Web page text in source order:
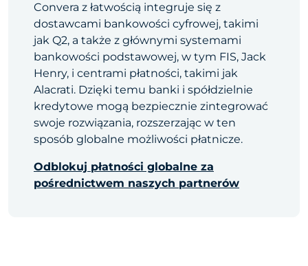
Convera z łatwością integruje się z
dostawcami bankowości cyfrowej, takimi
jak Q2, a także z głównymi systemami
bankowości podstawowej, w tym FIS, Jack
Henry, i centrami płatności, takimi jak
Alacrati. Dzięki temu banki i spółdzielnie
kredytowe mogą bezpiecznie zintegrować
swoje rozwiązania, rozszerzając w ten
sposób globalne możliwości płatnicze.
Odblokuj płatności globalne za
pośrednictwem naszych partnerów